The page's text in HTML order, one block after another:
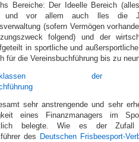
Bereiche: Der Ideelle Bereich
und vor allem auch lles die
(sofern Vermögen
folgend) und der
in sportliche und
für die Vereinsbuchführung bis zu
sehr anstrengende und sehr
eines Finanzmanagers im
belegte. Wie es der
des Deutschen Frisbeesport-